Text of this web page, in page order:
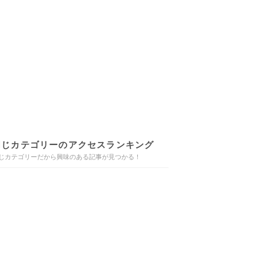
カテゴリーのアクセスランキング
カテゴリーだから興味のある記事が見つかる！